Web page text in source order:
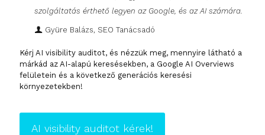
szolgáltatás érthető legyen az Google, és az AI számára.
Gyüre Balázs, SEO Tanácsadó
Kérj AI visibility auditot, és nézzük meg, mennyire látható a
márkád az AI-alapú keresésekben, a Google AI Overviews
felületein és a következő generációs keresési
környezetekben!
AI visibility auditot kérek!